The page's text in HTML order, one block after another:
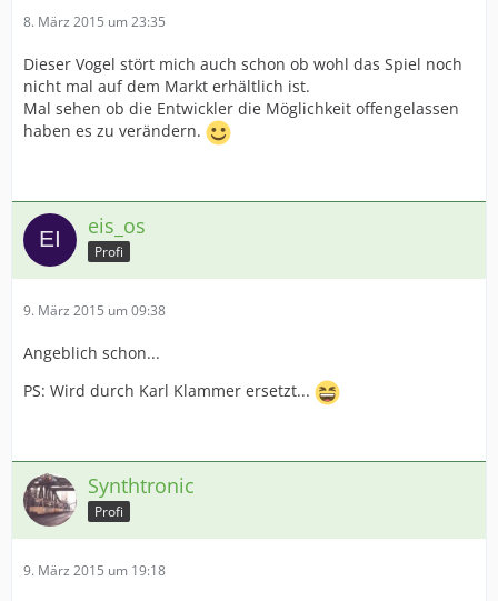
8. März 2015 um 23:35
Dieser Vogel stört mich auch schon ob wohl das Spiel noch
nicht mal auf dem Markt erhältlich ist.
Mal sehen ob die Entwickler die Möglichkeit offengelassen
haben es zu verändern.
eis_os
Profi
9. März 2015 um 09:38
Angeblich schon...
PS: Wird durch Karl Klammer ersetzt...
Synthtronic
Profi
9. März 2015 um 19:18